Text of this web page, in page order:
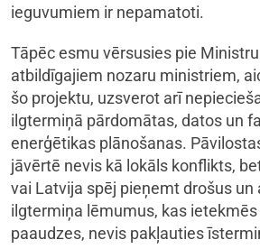
ieguvumiem ir nepamatoti.
Tāpēc esmu vērsusies pie
atbildīgajiem nozaru ministriem,
šo projektu, uzsverot arī
ilgtermiņā pārdomātas, datos un
enerģētikas plānošanas.
jāvērtē nevis kā lokāls konflikts,
vai Latvija spēj pieņemt drošus un
ilgtermiņa lēmumus, kas
paaudzes, nevis pakļauties